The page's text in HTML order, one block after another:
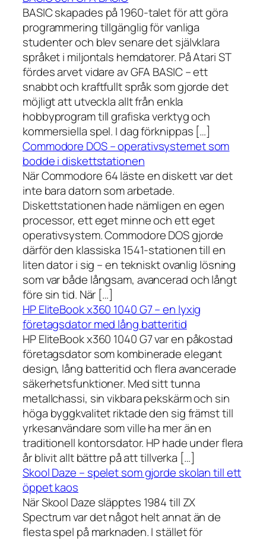
BASIC skapades på 1960-talet för att göra
programmering tillgänglig för vanliga
studenter och blev senare det självklara
språket i miljontals hemdatorer. På Atari ST
fördes arvet vidare av GFA BASIC – ett
snabbt och kraftfullt språk som gjorde det
möjligt att utveckla allt från enkla
hobbyprogram till grafiska verktyg och
kommersiella spel. I dag förknippas […]
Commodore DOS – operativsystemet som
bodde i diskettstationen
När Commodore 64 läste en diskett var det
inte bara datorn som arbetade.
Diskettstationen hade nämligen en egen
processor, ett eget minne och ett eget
operativsystem. Commodore DOS gjorde
därför den klassiska 1541-stationen till en
liten dator i sig – en tekniskt ovanlig lösning
som var både långsam, avancerad och långt
före sin tid. När […]
HP EliteBook x360 1040 G7 – en lyxig
företagsdator med lång batteritid
HP EliteBook x360 1040 G7 var en påkostad
företagsdator som kombinerade elegant
design, lång batteritid och flera avancerade
säkerhetsfunktioner. Med sitt tunna
metallchassi, sin vikbara pekskärm och sin
höga byggkvalitet riktade den sig främst till
yrkesanvändare som ville ha mer än en
traditionell kontorsdator. HP hade under flera
år blivit allt bättre på att tillverka […]
Skool Daze – spelet som gjorde skolan till ett
öppet kaos
När Skool Daze släpptes 1984 till ZX
Spectrum var det något helt annat än de
flesta spel på marknaden. I stället för